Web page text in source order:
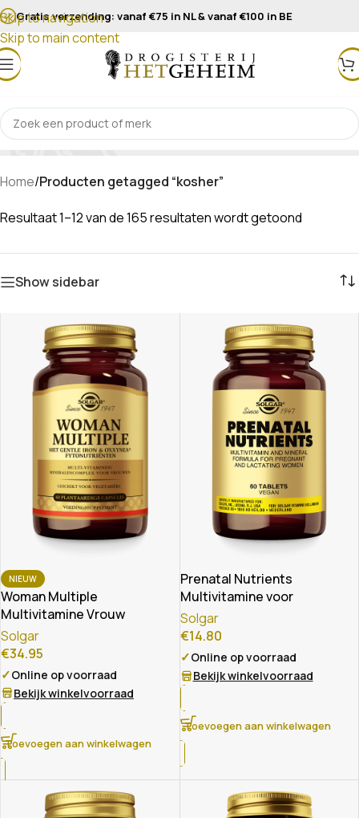
Skip to navigation
Skip to main content
Gratis verzending: vanaf €75 in NL & vanaf €100 in BE
kosher
Home/Producten getagged “kosher”
Resultaat 1–12 van de 165 resultaten wordt getoond
Show sidebar
NIEUW
Woman Multiple
Multivitamine Vrouw
Solgar
€34.95
✓Online op voorraad
Bekijk winkelvoorraad
Toevoegen aan winkelwagen
Prenatal Nutrients
Multivitamine voor
Zwangeren
Solgar
€14.80
✓Online op voorraad
Bekijk winkelvoorraad
Toevoegen aan winkelwagen